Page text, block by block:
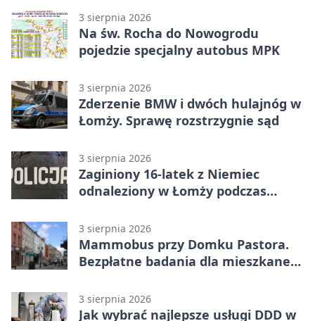
3 sierpnia 2026
Na św. Rocha do Nowogrodu
pojedzie specjalny autobus MPK
3 sierpnia 2026
Zderzenie BMW i dwóch hulajnóg w
Łomży. Sprawę rozstrzygnie sąd
3 sierpnia 2026
Zaginiony 16-latek z Niemiec
odnaleziony w Łomży podczas
3 sierpnia 2026
Mammobus przy Domku Pastora.
Bezpłatne badania dla mieszkanek
3 sierpnia 2026
Jak wybrać najlepsze usługi DDD w